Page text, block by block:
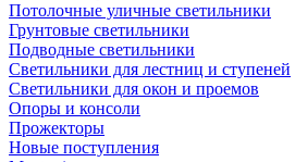
Потолочные уличные светильники
Грунтовые светильники
Подводные светильники
Светильники для лестниц и ступеней
Светильники для окон и проемов
Опоры и консоли
Прожекторы
Новые поступления